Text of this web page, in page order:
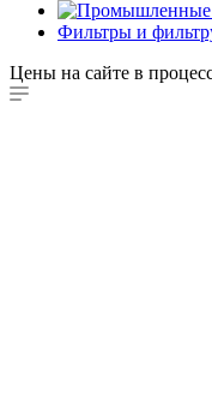
Фильтры и
Цены на сайте в